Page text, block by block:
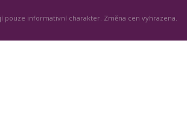
informativní charakter. Změna cen vyhrazena.